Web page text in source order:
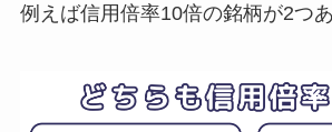
例えば信用倍率10倍の銘柄が2つ